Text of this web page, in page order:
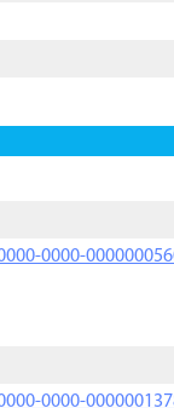
0000-
0000-